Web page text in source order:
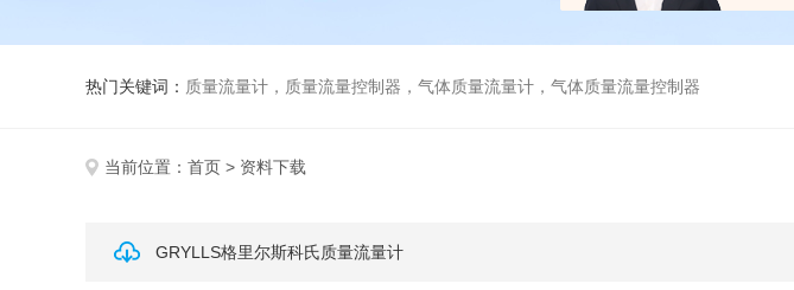
热门关键词： 质量流量计，质量流量控制器，气体质量流量计，气体质量流量控制器
当前位置： 首页 > 资料下载
GRYLLS格里尔斯科氏质量流量计